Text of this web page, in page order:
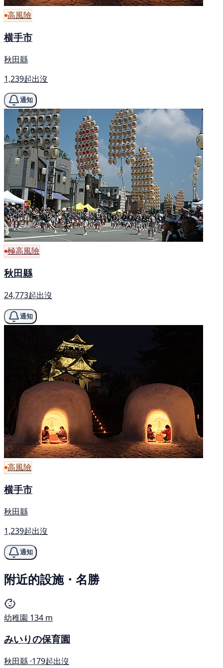
高風險
横手市
秋田縣
1,239起出沒
通知
極高風險
秋田縣
24,773起出沒
通知
高風險
横手市
秋田縣
1,239起出沒
通知
附近的設施・名勝
幼稚園 134 m
みいりの保育園
秋田縣 ·179起出沒